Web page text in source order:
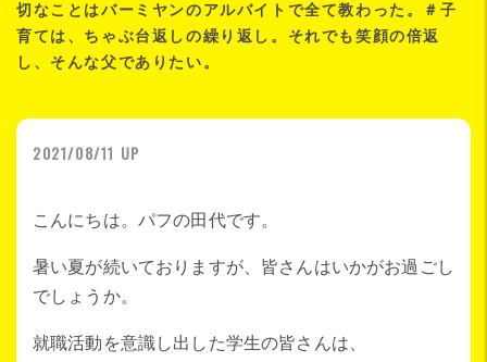
切なことはバーミヤンのアルバイトで全て教わった。＃子
育ては、ちゃぶ台返しの繰り返し。それでも笑顔の倍返
し、そんな父でありたい。
2021/08/11 UP
こんにちは。パフの田代です。
暑い夏が続いておりますが、皆さんはいかがお過ごし
でしょうか。
就職活動を意識し出した学生の皆さんは、